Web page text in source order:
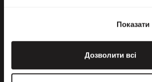
Дозволити всі
+358 200 70070